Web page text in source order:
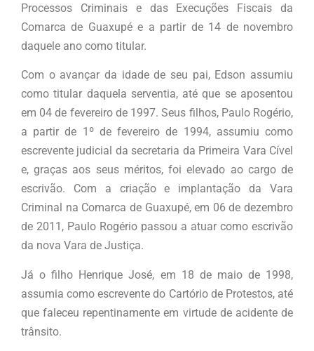
Processos Criminais e das Execuções Fiscais da
Comarca de Guaxupé e a partir de 14 de novembro
daquele ano como titular.
Com o avançar da idade de seu pai, Edson assumiu
como titular daquela serventia, até que se aposentou
em 04 de fevereiro de 1997. Seus filhos, Paulo Rogério,
a partir de 1º de fevereiro de 1994, assumiu como
escrevente judicial da secretaria da Primeira Vara Cível
e, graças aos seus méritos, foi elevado ao cargo de
escrivão. Com a criação e implantação da Vara
Criminal na Comarca de Guaxupé, em 06 de dezembro
de 2011, Paulo Rogério passou a atuar como escrivão
da nova Vara de Justiça.
Já o filho Henrique José, em 18 de maio de 1998,
assumia como escrevente do Cartório de Protestos, até
que faleceu repentinamente em virtude de acidente de
trânsito.